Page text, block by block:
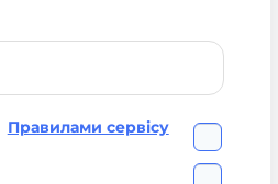
Правилами сервісу